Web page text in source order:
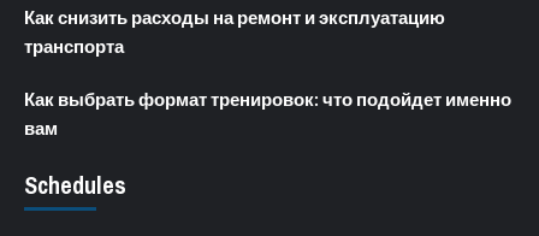
Как снизить расходы на ремонт и эксплуатацию
транспорта
Как выбрать формат тренировок: что подойдет именно
вам
Schedules